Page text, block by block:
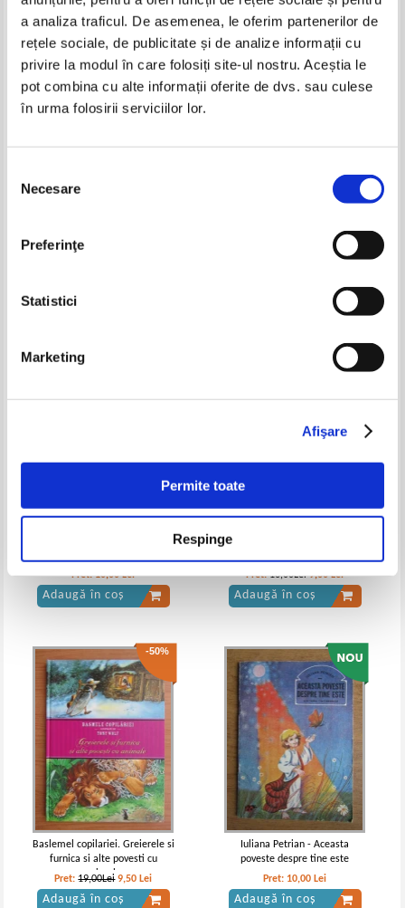
a analiza traficul. De asemenea, le oferim partenerilor de
rețele sociale, de publicitate și de analize informații cu
privire la modul în care folosiți site-ul nostru. Aceștia le
pot combina cu alte informații oferite de dvs. sau culese
în urma folosirii serviciilor lor.
consimțământului
Necesare
Preferinţe
Statistici
Marketing
Afişare
Permite toate
Respinge
povestiri
Lei
Adaugă în coș
-35%
Pret:
Adaugă în coș
-20%
Oscar Wilde - Printul fericit si alte
povesti
IN STOC
Pret:14,00Lei11,20Lei
Adaugă în coș
-40%
Oscar Wilde - Printul fericit si alte
povestiri
IN STOC
Pret:12,00Lei 7,20Lei
Adaugă în coș
-30%
-40%
48. Antilope Impala, elefanti,
-35%
Prieteni cu animalele (volumul
Pret:10,00 Lei
Adaugă în coș
-40%
Pret:16,00Lei 9,60 Lei
Adaugă în coș
-50%
Baslemel copilariei. Greierele si
furnica si alte povesti cu
animale
Pret:19,00Lei 9,50 Lei
Adaugă în coș
Iuliana Petrian - Aceasta
poveste despre tine este
Pret: 10,00 Lei
Adaugă în coș